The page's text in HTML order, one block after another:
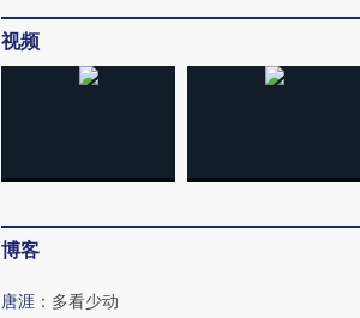
视频
博客
唐涯 ： 多看少动